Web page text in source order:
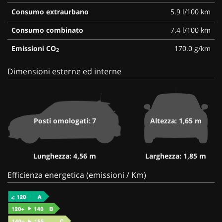
Consumo extraurbano
5.9 l/100 km
Consumo combinato
7.4 l/100 km
Emissioni CO2 170.0 g/km
Dimensioni esterne ed interne
Posti omologati: 7
Lunghezza: 4,56 m
Altezza: 1,65 m
Larghezza: 1,85 m
Efficienza energetica (emissioni / Km)